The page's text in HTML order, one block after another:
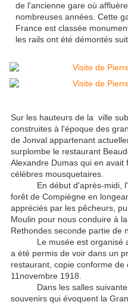
de l'ancienne gare où
nombreuses années. Cette
France est classée
les rails ont été démontés
Sur les hauteurs de la ville
construites à l'époque des
de Jonval appartenant
surplombe le restaurant
Alexandre Dumas qui en
célèbres mousquetaires.
En début d'après-midi,
forêt de Compiègne en
appréciés par les pêcheurs,
Moulin pour nous conduire à
Rethondes seconde partie de
Le musée est organisé
a été permis de voir dans un
restaurant, copie conforme
11novembre 1918.
Dans les salles suivantes
souvenirs qui évoquent la